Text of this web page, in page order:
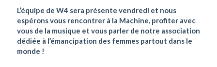
L’équipe de W4 sera présente vendredi et nous
espérons vous rencontrer à la Machine, profiter avec
vous de la musique et vous parler de notre association
dédiée à l’émancipation des femmes partout dans le
monde !